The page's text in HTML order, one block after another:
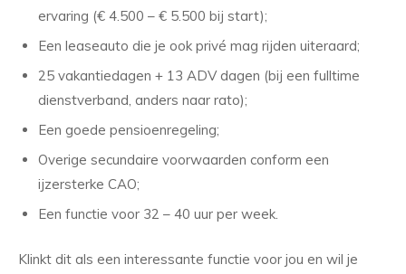
ervaring (€ 4.500 – € 5.500 bij start);
Een leaseauto die je ook privé mag rijden uiteraard;
25 vakantiedagen + 13 ADV dagen (bij een fulltime
dienstverband, anders naar rato);
Een goede pensioenregeling;
Overige secundaire voorwaarden conform een
ijzersterke CAO;
Een functie voor 32 – 40 uur per week.
Klinkt dit als een interessante functie voor jou en wil je